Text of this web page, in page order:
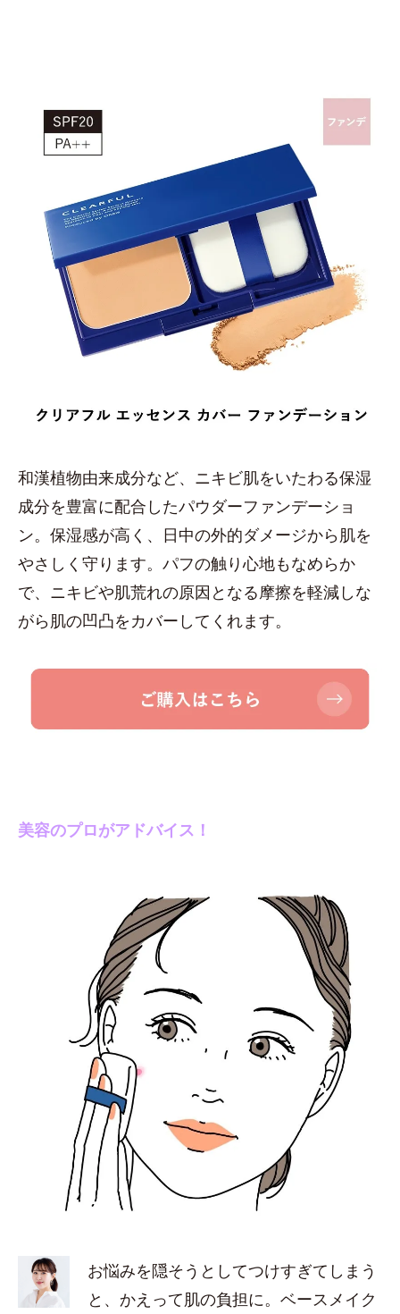
和漢植物由来成分など、ニキビ肌をいたわる保湿
成分を豊富に配合したパウダーファンデーショ
ン。保湿感が高く、日中の外的ダメージから肌を
やさしく守ります。パフの触り心地もなめらか
で、ニキビや肌荒れの原因となる摩擦を軽減しな
がら肌の凹凸をカバーしてくれます。
美容のプロがアドバイス！
お悩みを隠そうとしてつけすぎてしまう
と、かえって肌の負担に。ベースメイク